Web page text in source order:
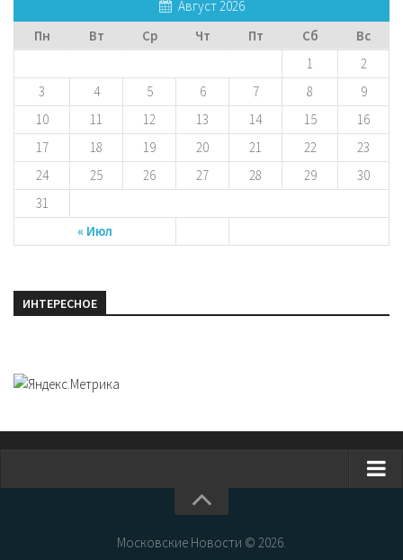
Август 2026
Пн
Вт Ср Чт Пт Сб Вс
« Июл
1
2
3
4 5 6 7 8
9
10
11 12 13 14 15
16
17
18 19 20 21 22
23
24
25 26 27 28 29
30
31
ИНТЕРЕСНОЕ
Новости МосквыМосковские Новости © 2026.